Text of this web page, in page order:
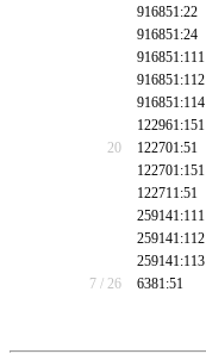
916851:22
916851:24
916851:111
916851:112
916851:114
122961:151
20
122701:51
122701:151
122711:51
259141:111
259141:112
259141:113
7 / 26
6381:51